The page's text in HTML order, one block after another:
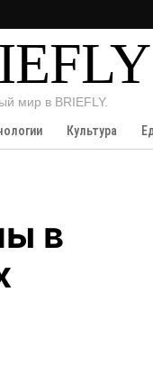
мир в BRIEFLY.
Культура
в